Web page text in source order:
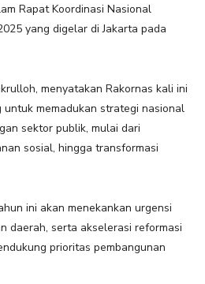
Rapat Koordinasi Nasional
yang digelar di Jakarta pada
menyatakan Rakornas kali ini
memadukan strategi nasional
sektor publik, mulai dari
sosial, hingga transformasi
ini akan menekankan urgensi
daerah, serta akselerasi reformasi
prioritas pembangunan